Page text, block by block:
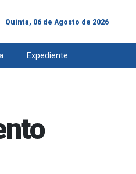
Quinta, 06 de Agosto de 2026
Expediente